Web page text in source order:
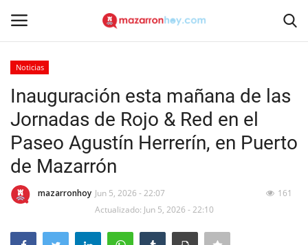
Inicio
Contacto
Noticias
Noticias
Inauguración esta mañana de las
Jornadas de Rojo & Red en el
Paseo Agustín Herrerín, en Puerto
de Mazarrón
mazarronhoy Jun 5, 2026 - 22:07
Actualizado: Jun 5, 2026 - 22:10
161